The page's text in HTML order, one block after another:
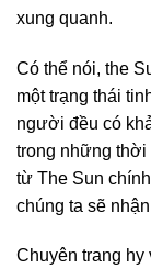
xung quanh.
Có thể nói, the
một trạng thái
người đều có
trong những thời
từ The Sun
chúng ta sẽ
Chuyên trang hy